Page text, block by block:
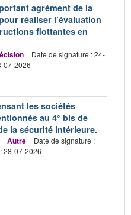
agrément de la
réaliser l’évaluation
flottantes en
Date de signature : 24-
07-2026
les sociétés
au 4° bis de
la sécurité intérieure.
Autre
Date de signature :
28-07-2026